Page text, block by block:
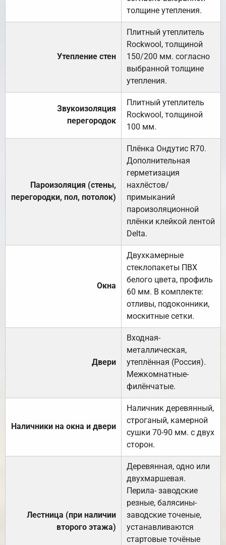
толщине утепления.
Утепление стен
Плитный утеплитель
Rockwool, толщиной
150/200 мм. согласно
выбранной толщине
утепления.
Звукоизоляция
перегородок
Плитный утеплитель
Rockwool, толщиной
100 мм.
Пароизоляция (стены,
перегородки, пол, потолок)
Плёнка Ондутис R70.
Дополнительная
герметизация
нахлёстов/
примыканий
пароизоляционной
плёнки клейкой лентой
Delta.
Окна
Двухкамерные
стеклопакеты ПВХ
белого цвета, профиль
60 мм. В комплекте:
отливы, подоконники,
москитные сетки.
Двери
Входная-
металлическая,
утеплённая (Россия).
Межкомнатные-
филёнчатые.
Наличники на окна и двери
Наличник деревянный,
строганый, камерной
сушки 70-90 мм. с двух
сторон.
Лестница (при наличии
второго этажа)
Деревянная, одно или
двухмаршевая.
Перила- заводские
резные, балясины-
заводские точеные,
устанавливаются
стартовые точёные